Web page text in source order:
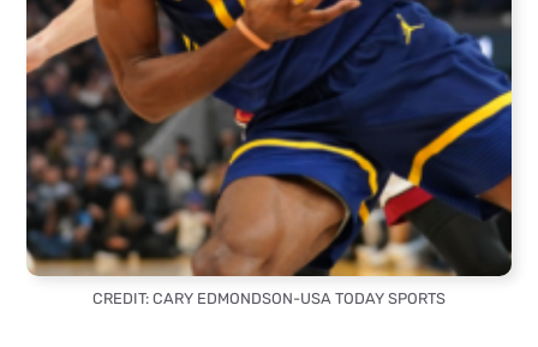
CREDIT: CARY EDMONDSON-USA TODAY SPORTS